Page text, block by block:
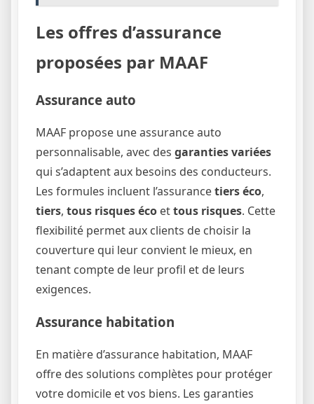
Les offres d’assurance
proposées par MAAF
Assurance auto
MAAF propose une assurance auto
personnalisable, avec des garanties variées
qui s’adaptent aux besoins des conducteurs.
Les formules incluent l’assurancetiers éco,
tiers, tous risques éco ettous risques. Cette
flexibilité permet aux clients de choisir la
couverture qui leur convient le mieux, en
tenant compte de leur profil et de leurs
exigences.
Assurance habitation
En matière d’assurance habitation, MAAF
offre des solutions complètes pour protéger
votre domicile et vos biens. Les garanties